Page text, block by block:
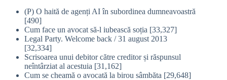
(P) O haită de agenți AI în subordinea dumneavoastră
[490]
Cum face un avocat să-l iubească soția [33,327]
Legal Party. Welcome back / 31 august 2013
[32,334]
Scrisoarea unui debitor către creditor și răspunsul
neîntârziat al acestuia [31,162]
Cum se cheamă o avocată la birou sâmbăta [29,648]